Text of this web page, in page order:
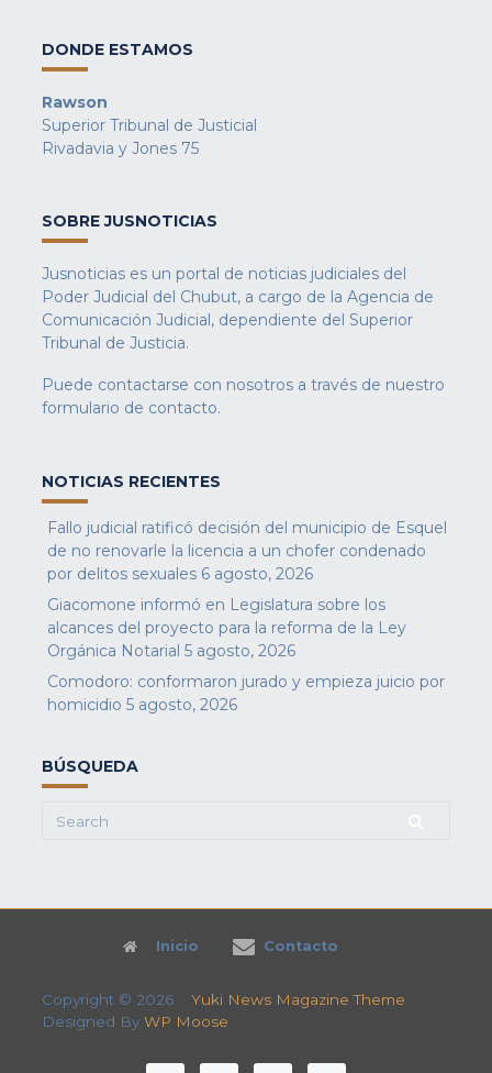
DONDE ESTAMOS
Rawson
Superior Tribunal de Justicial
Rivadavia y Jones 75
SOBRE JUSNOTICIAS
Jusnoticias es un portal de noticias judiciales del
Poder Judicial del Chubut, a cargo de la Agencia de
Comunicación Judicial, dependiente del Superior
Tribunal de Justicia.
Puede contactarse con nosotros a través de nuestro
formulario de contacto.
NOTICIAS RECIENTES
Fallo judicial ratificó decisión del municipio de Esquel
de no renovarle la licencia a un chofer condenado
por delitos sexuales 6 agosto, 2026
Giacomone informó en Legislatura sobre los
alcances del proyecto para la reforma de la Ley
Orgánica Notarial 5 agosto, 2026
Comodoro: conformaron jurado y empieza juicio por
homicidio 5 agosto, 2026
BÚSQUEDA
Search
Inicio Contacto
Copyright © 2026 Yuki News Magazine Theme
Designed By WP Moose